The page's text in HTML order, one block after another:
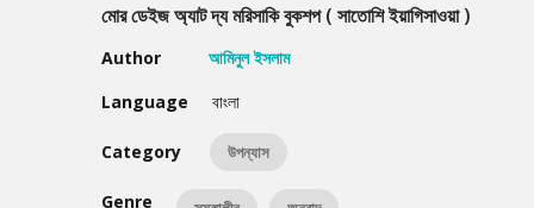
মোর ডেইজ অ্যাট দ্য মরিসাকি বুকশপ ( সাতোশি ইয়াগিসাওয়া )
Author
আমিনুল ইসলাম
Language
বাংলা
Category উপন্যাস
Genre